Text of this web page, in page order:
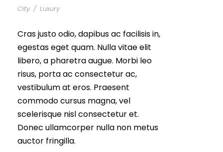
City / Luxury
Cras justo odio, dapibus ac facilisis in,
egestas eget quam. Nulla vitae elit
libero, a pharetra augue. Morbi leo
risus, porta ac consectetur ac,
vestibulum at eros. Praesent
commodo cursus magna, vel
scelerisque nisl consectetur et.
Donec ullamcorper nulla non metus
auctor fringilla.